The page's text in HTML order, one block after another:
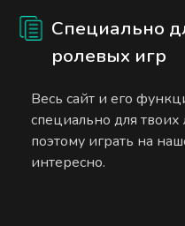
Специально
ролевых игр
Весь сайт и его
специально для
поэтому играть на
интересно.